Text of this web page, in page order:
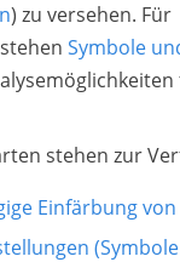
) zu versehen. Für
Symbole
stehen zur
Einfärbung